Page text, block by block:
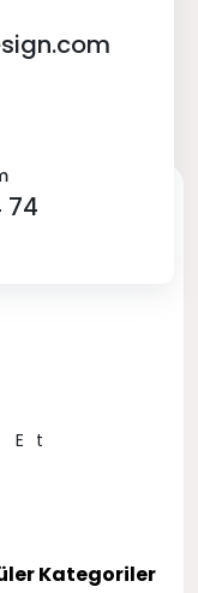
74
Kategoriler